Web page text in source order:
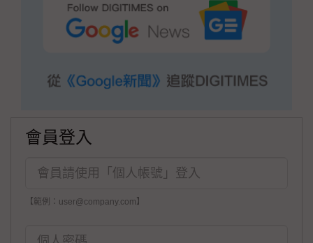
會員登入
【範例：user@company.com】